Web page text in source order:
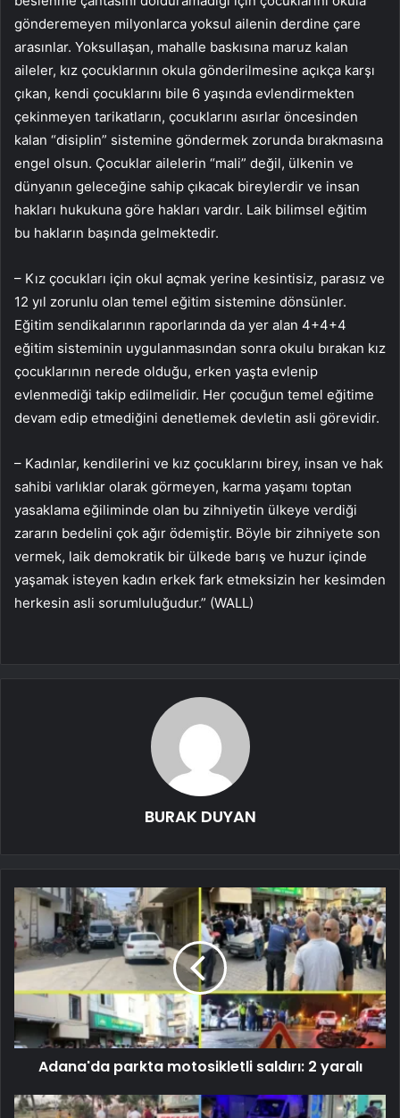
gönderemeyen milyonlarca yoksul ailenin derdine çare
arasınlar. Yoksullaşan, mahalle baskısına maruz kalan
aileler, kız çocuklarının okula gönderilmesine açıkça karşı
çıkan, kendi çocuklarını bile 6 yaşında evlendirmekten
çekinmeyen tarikatların, çocuklarını asırlar öncesinden
kalan “disiplin” sistemine göndermek zorunda bırakmasına
engel olsun. Çocuklar ailelerin “mali” değil, ülkenin ve
dünyanın geleceğine sahip çıkacak bireylerdir ve insan
hakları hukukuna göre hakları vardır. Laik bilimsel eğitim
bu hakların başında gelmektedir.
– Kız çocukları için okul açmak yerine kesintisiz, parasız ve
12 yıl zorunlu olan temel eğitim sistemine dönsünler.
Eğitim sendikalarının raporlarında da yer alan 4+4+4
eğitim sisteminin uygulanmasından sonra okulu bırakan kız
çocuklarının nerede olduğu, erken yaşta evlenip
evlenmediği takip edilmelidir. Her çocuğun temel eğitime
devam edip etmediğini denetlemek devletin asli görevidir.
– Kadınlar, kendilerini ve kız çocuklarını birey, insan ve hak
sahibi varlıklar olarak görmeyen, karma yaşamı toptan
yasaklama eğiliminde olan bu zihniyetin ülkeye verdiği
zararın bedelini çok ağır ödemiştir. Böyle bir zihniyete son
vermek, laik demokratik bir ülkede barış ve huzur içinde
yaşamak isteyen kadın erkek fark etmeksizin her kesimden
herkesin asli sorumluluğudur.” (WALL)
BURAK DUYAN
Adana'da parkta motosikletli saldırı: 2 yaralı